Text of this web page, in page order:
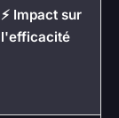
⚡ Impact sur
l'efficacité